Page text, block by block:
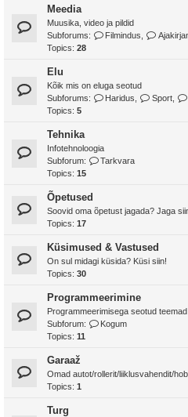
Meedia
Muusika, video ja pildid
Subforums:
Filmindus
Topics: 28
Elu
Kõik mis on eluga seotud
Subforums:
Haridus Sport,
Topics: 5
Tehnika
Infotehnoloogia
Subforum:
Tarkvara
Topics: 15
Õpetused
Soovid oma õpetust jagada? Jaga
Topics: 17
Küsimused & Vastused
On sul midagi küsida? Küsi siin!
Topics: 30
Programmeerimine
Programmeerimisega seotud
Subforum:
Kogum
Topics: 11
Garaaž
Omad autot/rollerit/liiklusvahendit/
Topics: 1
Turg